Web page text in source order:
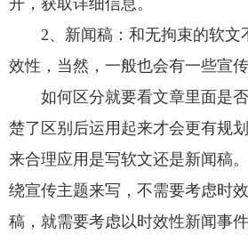
2、新闻稿：和无拘束的软文
效性，当然，一般也会有一些宣传
如何区分就要看文章里面是否
楚了区别后运用起来才会更有规
来合理应用是写软文还是新闻稿
绕宣传主题来写，不需要考虑时
稿，就需要考虑以时效性新闻事件